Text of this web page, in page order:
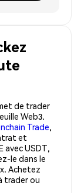
de trader
Web3.
Trade,
et
avec USDT,
le dans le
Achetez
trader ou